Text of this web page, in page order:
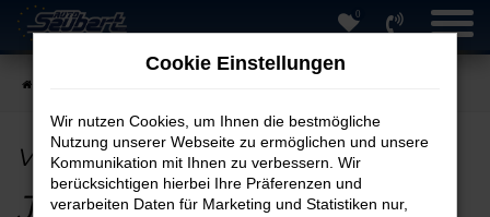
Zum
Hauptinhalt
springen
0
VW in Solingen günstig kaufen
Jetzt Ihren VW für
Cookie Einstellungen
Wir nutzen Cookies, um Ihnen die bestmögliche
Nutzung unserer Webseite zu ermöglichen und unsere
Kommunikation mit Ihnen zu verbessern. Wir
berücksichtigen hierbei Ihre Präferenzen und
verarbeiten Daten für Marketing und Statistiken nur,